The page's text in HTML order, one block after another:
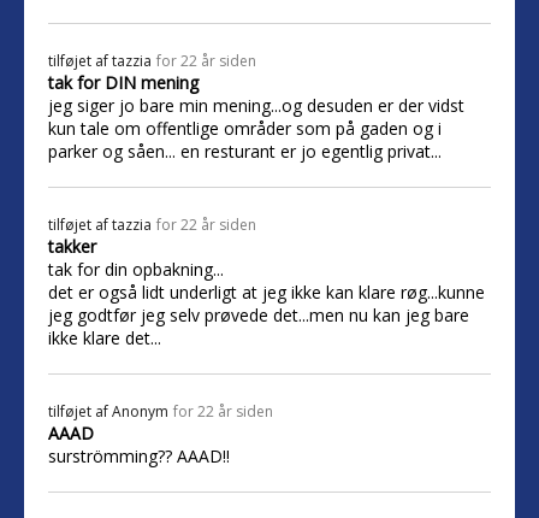
tilføjet aftazzia for 22 år siden
tak for DIN mening
jeg siger jo bare min mening...og desuden er der vidst
kun tale om offentlige områder som på gaden og i
parker og såen... en resturant er jo egentlig privat...
tilføjet aftazzia for 22 år siden
takker
tak for din opbakning...
det er også lidt underligt at jeg ikke kan klare røg...kunne
jeg godtfør jeg selv prøvede det...men nu kan jeg bare
ikke klare det...
tilføjet afAnonym for 22 år siden
AAAD
surströmming?? AAAD!!